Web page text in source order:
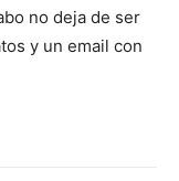
no deja de ser
y un email con